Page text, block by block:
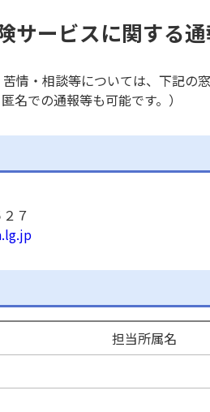
サービスに関する
情・相談等については、下記の
名での通報等も可能です。）
７
担当所属名